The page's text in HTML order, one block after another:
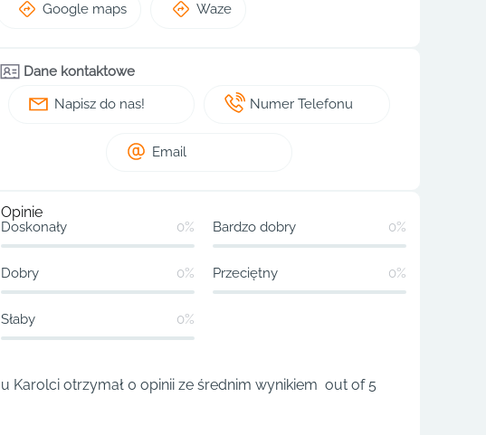
Google maps Waze
Dane kontaktowe
Napisz do nas!
Numer Telefonu
Email
Opinie
Doskonały 0% Bardzo dobry 0%
Dobry 0% Przeciętny 0%
Słaby 0%
u Karolci otrzymał 0 opinii ze średnim wynikiem out of 5